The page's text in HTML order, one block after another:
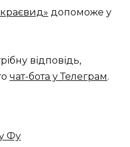
допоможе у
відповідь,
чат-бота у Телеграм.
Фу